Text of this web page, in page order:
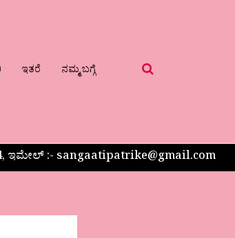
ಇತರೆ ನಮ್ಮ ಬಗ್ಗೆ
ಇಮೇಲ್ :- sangaatipatrike@gmail.com